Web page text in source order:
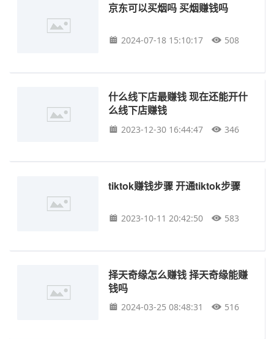
京东可以买烟吗 买烟赚钱吗
2024-07-18 15:10:17 508
什么线下店最赚钱 现在还能开什
么线下店赚钱
2023-12-30 16:44:47 346
tiktok赚钱步骤 开通tiktok步骤
2023-10-11 20:42:50 583
择天奇缘怎么赚钱 择天奇缘能赚
钱吗
2024-03-25 08:48:31 516